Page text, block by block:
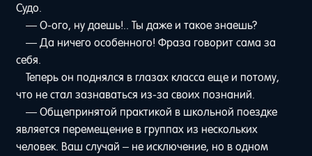
Судо.
— О-ого, ну даешь!.. Ты даже и такое знаешь?
— Да ничего особенного! Фраза говорит сама за
себя.
Теперь он поднялся в глазах класса еще и потому,
что не стал зазнаваться из-за своих познаний.
— Общепринятой практикой в школьной поездке
является перемещение в группах из нескольких
человек. Ваш случай – не исключение, но в одном